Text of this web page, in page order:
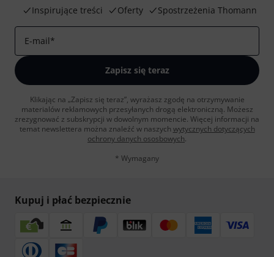
Inspirujące treści
Oferty Spostrzeżenia Thomann
E-mail*
Zapisz się teraz
Klikając na „Zapisz się teraz”, wyrażasz zgodę na otrzymywanie
materialów reklamowych przesyłanych drogą elektroniczną. Możesz
zrezygnować z subskrypcji w dowolnym momencie. Więcej informacji na
temat newslettera można znaleźć w naszych wytycznych dotyczących
ochrony danych ososbowych.
* Wymagany
Kupuj i płać bezpiecznie